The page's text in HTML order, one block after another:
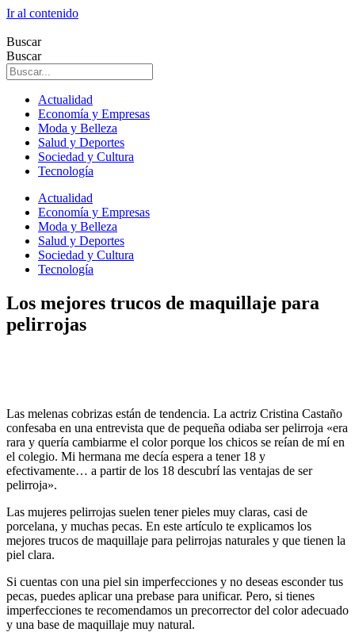
Ir al contenido
Buscar
Buscar
Actualidad
Economía y Empresas
Moda y Belleza
Salud y Deportes
Sociedad y Cultura
Tecnología
Actualidad
Economía y Empresas
Moda y Belleza
Salud y Deportes
Sociedad y Cultura
Tecnología
Los mejores trucos de maquillaje para
pelirrojas
Las melenas cobrizas están de tendencia. La actriz Cristina Castaño
confesaba en una entrevista que de pequeña odiaba ser pelirroja «era
rara y quería cambiarme el color porque los chicos se reían de mí en
el colegio. Mi hermana me decía espera a tener 18 y
efectivamente… a partir de los 18 descubrí las ventajas de ser
pelirroja».
Las mujeres pelirrojas suelen tener pieles muy claras, casi de
porcelana, y muchas pecas. En este artículo te explicamos los
mejores trucos de maquillaje para pelirrojas naturales y que tienen la
piel clara.
Si cuentas con una piel sin imperfecciones y no deseas esconder tus
pecas, puedes aplicar una prebase para unificar. Pero, si tienes
imperfecciones te recomendamos un precorrector del color adecuado
y una base de maquillaje muy natural.